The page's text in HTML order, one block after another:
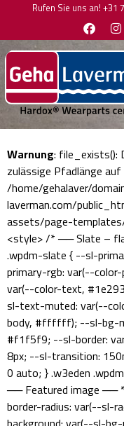
Rufen Sie uns an! +31
Warnung: file_exists():
zulässige Pfadlänge
/home/gehalaver/
laverman.com/
assets/page-
<style> /* ── Slate –
.wpdm-slate { --sl-
primary-rgb: var(--
var(--color-text,
sl-text-muted: var(--
body, #ffffff); --sl-bg-
#f1f5f9; --sl-border:
8px; --sl-transition:
0 auto; } .w3eden
── Featured image ──
border-radius: var(--sl-